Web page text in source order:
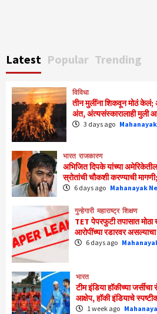
Latest Popular Trending
विविधा
तीन मुलींना शिकवून मोठं केलं;
अंत, अंत्यसंस्कारालाही मुली
3 days ago
भारत राजकारण
अभिजित दिपके यांच्या
स्रोतांची चौकशी करण्याची
6 days ago Mahanayak
गुन्हेगारी महाराष्ट्र शिक्षण
TET पेपरफुटी तपासात मोठा
आरोपींच्या रडारवर
6 days ago
भारत
टीम इंडिया हॉकीच्या
आक्षेप, हॉकी इंडियाचे
1 week ago